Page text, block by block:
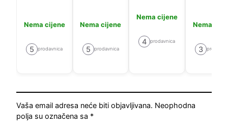
Nema cijene
5 prodavnica
Nema cijene
5 prodavnica
Nema cijene
4 prodavnica
Nema
3
Vaša email adresa neće biti objavljivana. Neophodna
polja su označena sa *